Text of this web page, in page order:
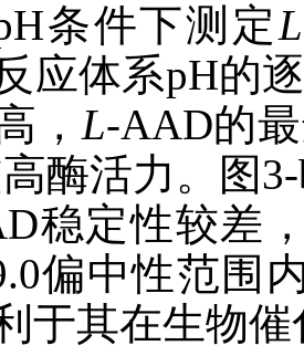
条件下测定L
应体系pH的
， L-AAD的
酶活力。图
稳定性较差
偏中性范围
于其在生物